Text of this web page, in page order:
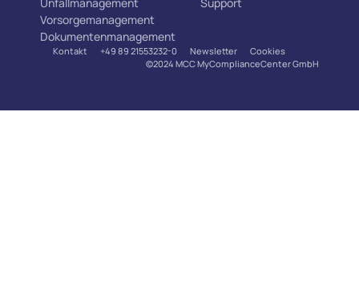
Vorsorgemanagement
Dokumentenmanagement
Kontakt +49 89 21553232-0 Newsletter
Cookies
©2024 MCC MyComplianceCenter GmbH